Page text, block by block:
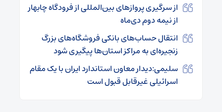
از سرگیری پروازهای بین‌المللی از فرودگاه چابهار
از نیمه دوم دی‌ماه
انتقال حساب‌های بانکی فروشگاه‌های بزرگ
زنجیره‌ای به مراکز استان‌ها پیگیری شود
سلیمی:دیدار معاون استاندارد ایران با یک مقام
اسرائیلی غیرقابل قبول است